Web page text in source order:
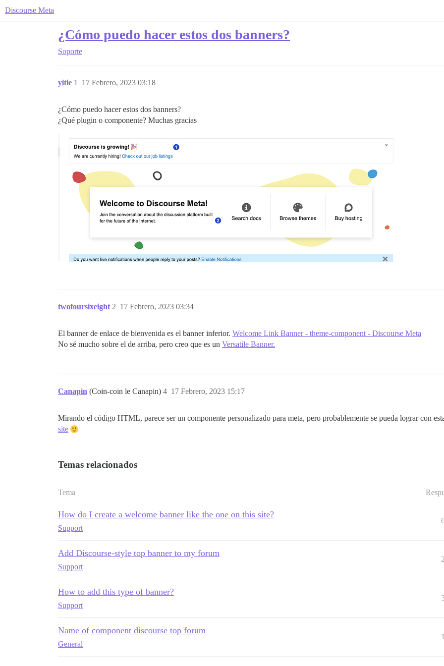
Discourse Meta
¿Cómo puedo hacer estos dos banners?
Soporte
yitie 17 Febrero, 2023 03:18
1
¿Cómo puedo hacer estos dos banners?
¿Qué plugin o componente? Muchas gracias
twofoursixeight 17 Febrero, 2023 03:34
2
El banner de enlace de bienvenida es el banner inferior. Welcome Link Banner - theme-component - Discourse Meta
No sé mucho sobre el de arriba, pero creo que es un Versatile Banner.
Canapin (Coin-coin le Canapin) 17 Febrero, 2023 15:17
4
Mirando el código HTML, parece ser un componente personalizado para meta, pero probablemente se pueda lograr con
site
Temas relacionados
Tema
How do I create a welcome banner like the one on this site?
Support
Add Discourse-style top banner to my forum
Support
2
How to add this type of banner?
Support
Name of component discourse top forum
General
1